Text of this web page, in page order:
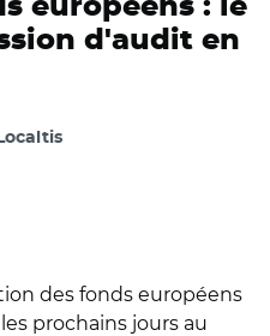
européens : le
d'audit en
des fonds européens
prochains jours au